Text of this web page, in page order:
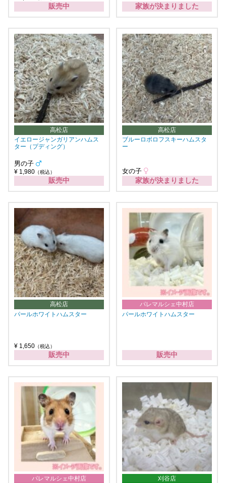
販売中 家族が決まりました
高松店
イエロージャンガリアンハムス
ター（プディング）
男の子
¥ 1,980 （税込）
販売中
高松店
ブルーロボロフスキーハムスタ
ー
女の子
家族が決まりました
高松店
パールホワイトハムスター
¥ 1,650 （税込）
販売中
パレマルシェ中村店
パールホワイトハムスター
販売中
パレマルシェ中村店
刈谷店